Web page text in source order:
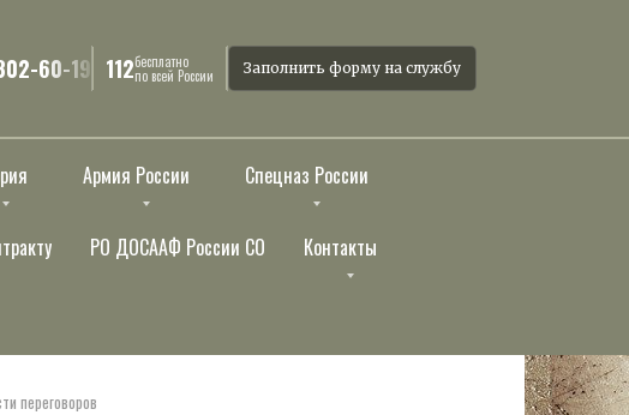
60-19 112бесплатно
по всей России Заполнить форму на службу
Армия России Спецназ России
РО ДОСААФ России СО Контакты
переговоров